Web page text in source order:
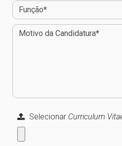
Selecionar Curriculum